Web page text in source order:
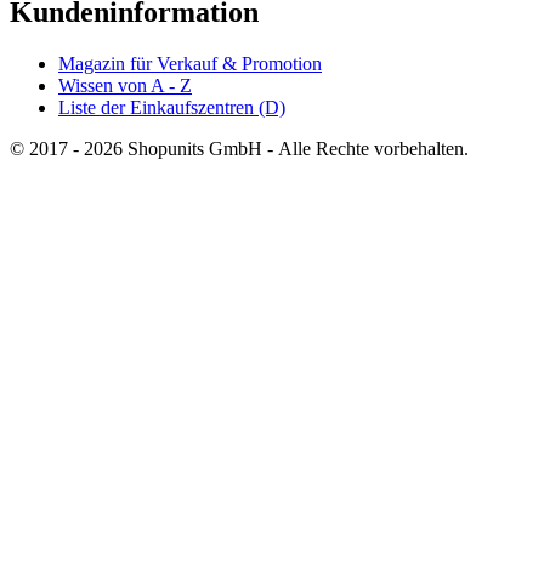
Kundeninformation
Magazin für Verkauf & Promotion
Wissen von A - Z
Liste der Einkaufszentren (D)
© 2017 - 2026 Shopunits GmbH - Alle Rechte vorbehalten.